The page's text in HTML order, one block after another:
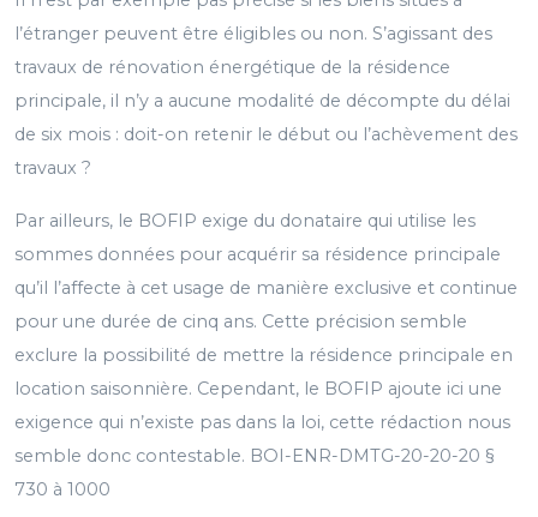
l’étranger peuvent être éligibles ou non. S’agissant des
travaux de rénovation énergétique de la résidence
principale, il n’y a aucune modalité de décompte du délai
de six mois : doit-on retenir le début ou l’achèvement des
travaux ?
Par ailleurs, le BOFIP exige du donataire qui utilise les
sommes données pour acquérir sa résidence principale
qu’il l’affecte à cet usage de manière exclusive et continue
pour une durée de cinq ans. Cette précision semble
exclure la possibilité de mettre la résidence principale en
location saisonnière. Cependant, le BOFIP ajoute ici une
exigence qui n’existe pas dans la loi, cette rédaction nous
semble donc contestable. BOI-ENR-DMTG-20-20-20 §
730 à 1000